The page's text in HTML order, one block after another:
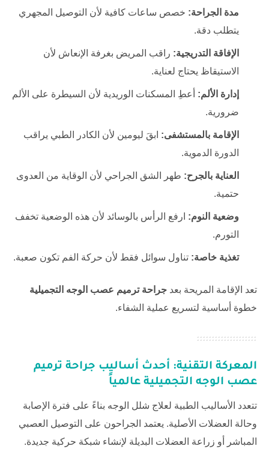
مدة الجراحة: خصص ساعات كافية لأن التوصيل المجهري
يتطلب دقة.
الإفاقة التدريجية: راقب المريض بغرفة الإنعاش لأن
الاستيقاظ يحتاج لعناية.
إدارة الألم: أعطِ المسكنات الوريدية لأن السيطرة على الألم
ضرورية.
الإقامة بالمستشفى: ابقَ ليومين لأن الكادر الطبي يراقب
الدورة الدموية.
العناية بالجرح: طهر الشق الجراحي لأن الوقاية من العدوى
حتمية.
وضعية النوم: ارفع الرأس بالوسائد لأن هذه الوضعية تخفف
التورم.
تغذية خاصة: تناول سوائل فقط لأن حركة الفم تكون صعبة.
تعد الإقامة المريحة بعد جراحة ترميم عصب الوجه التجميلية
خطوة أساسية لتسريع عملية الشفاء.
المعركة التقنية: أحدث أساليب جراحة ترميم
عصب الوجه التجميلية عالمياً
تتعدد الأساليب الطبية لعلاج شلل الوجه بناءً على فترة الإصابة
وحالة العضلات الأصلية. يعتمد الجراحون على التوصيل العصبي
المباشر أو زراعة العضلات البديلة لإنشاء شبكة حركية جديدة.